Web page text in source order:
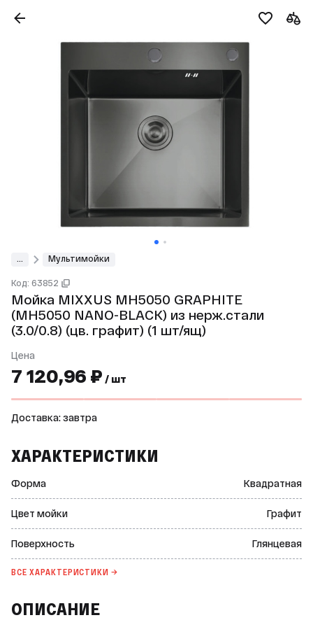
Мультимойки
Код: 63852
Мойка MIXXUS MH5050 GRAPHITE
(MH5050 NANO-BLACK) из нерж.стали
(3.0/0.8) (цв. графит) (1 шт/ящ)
Цена
7 120,96 ₽ / шт
Доставка: завтра
ХАРАКТЕРИСТИКИ
Формa Квадратная
Цвет мойки Графит
Поверхность Глянцевая
ВСЕ ХАРАКТЕРИСТИКИ →
ОПИСАНИЕ